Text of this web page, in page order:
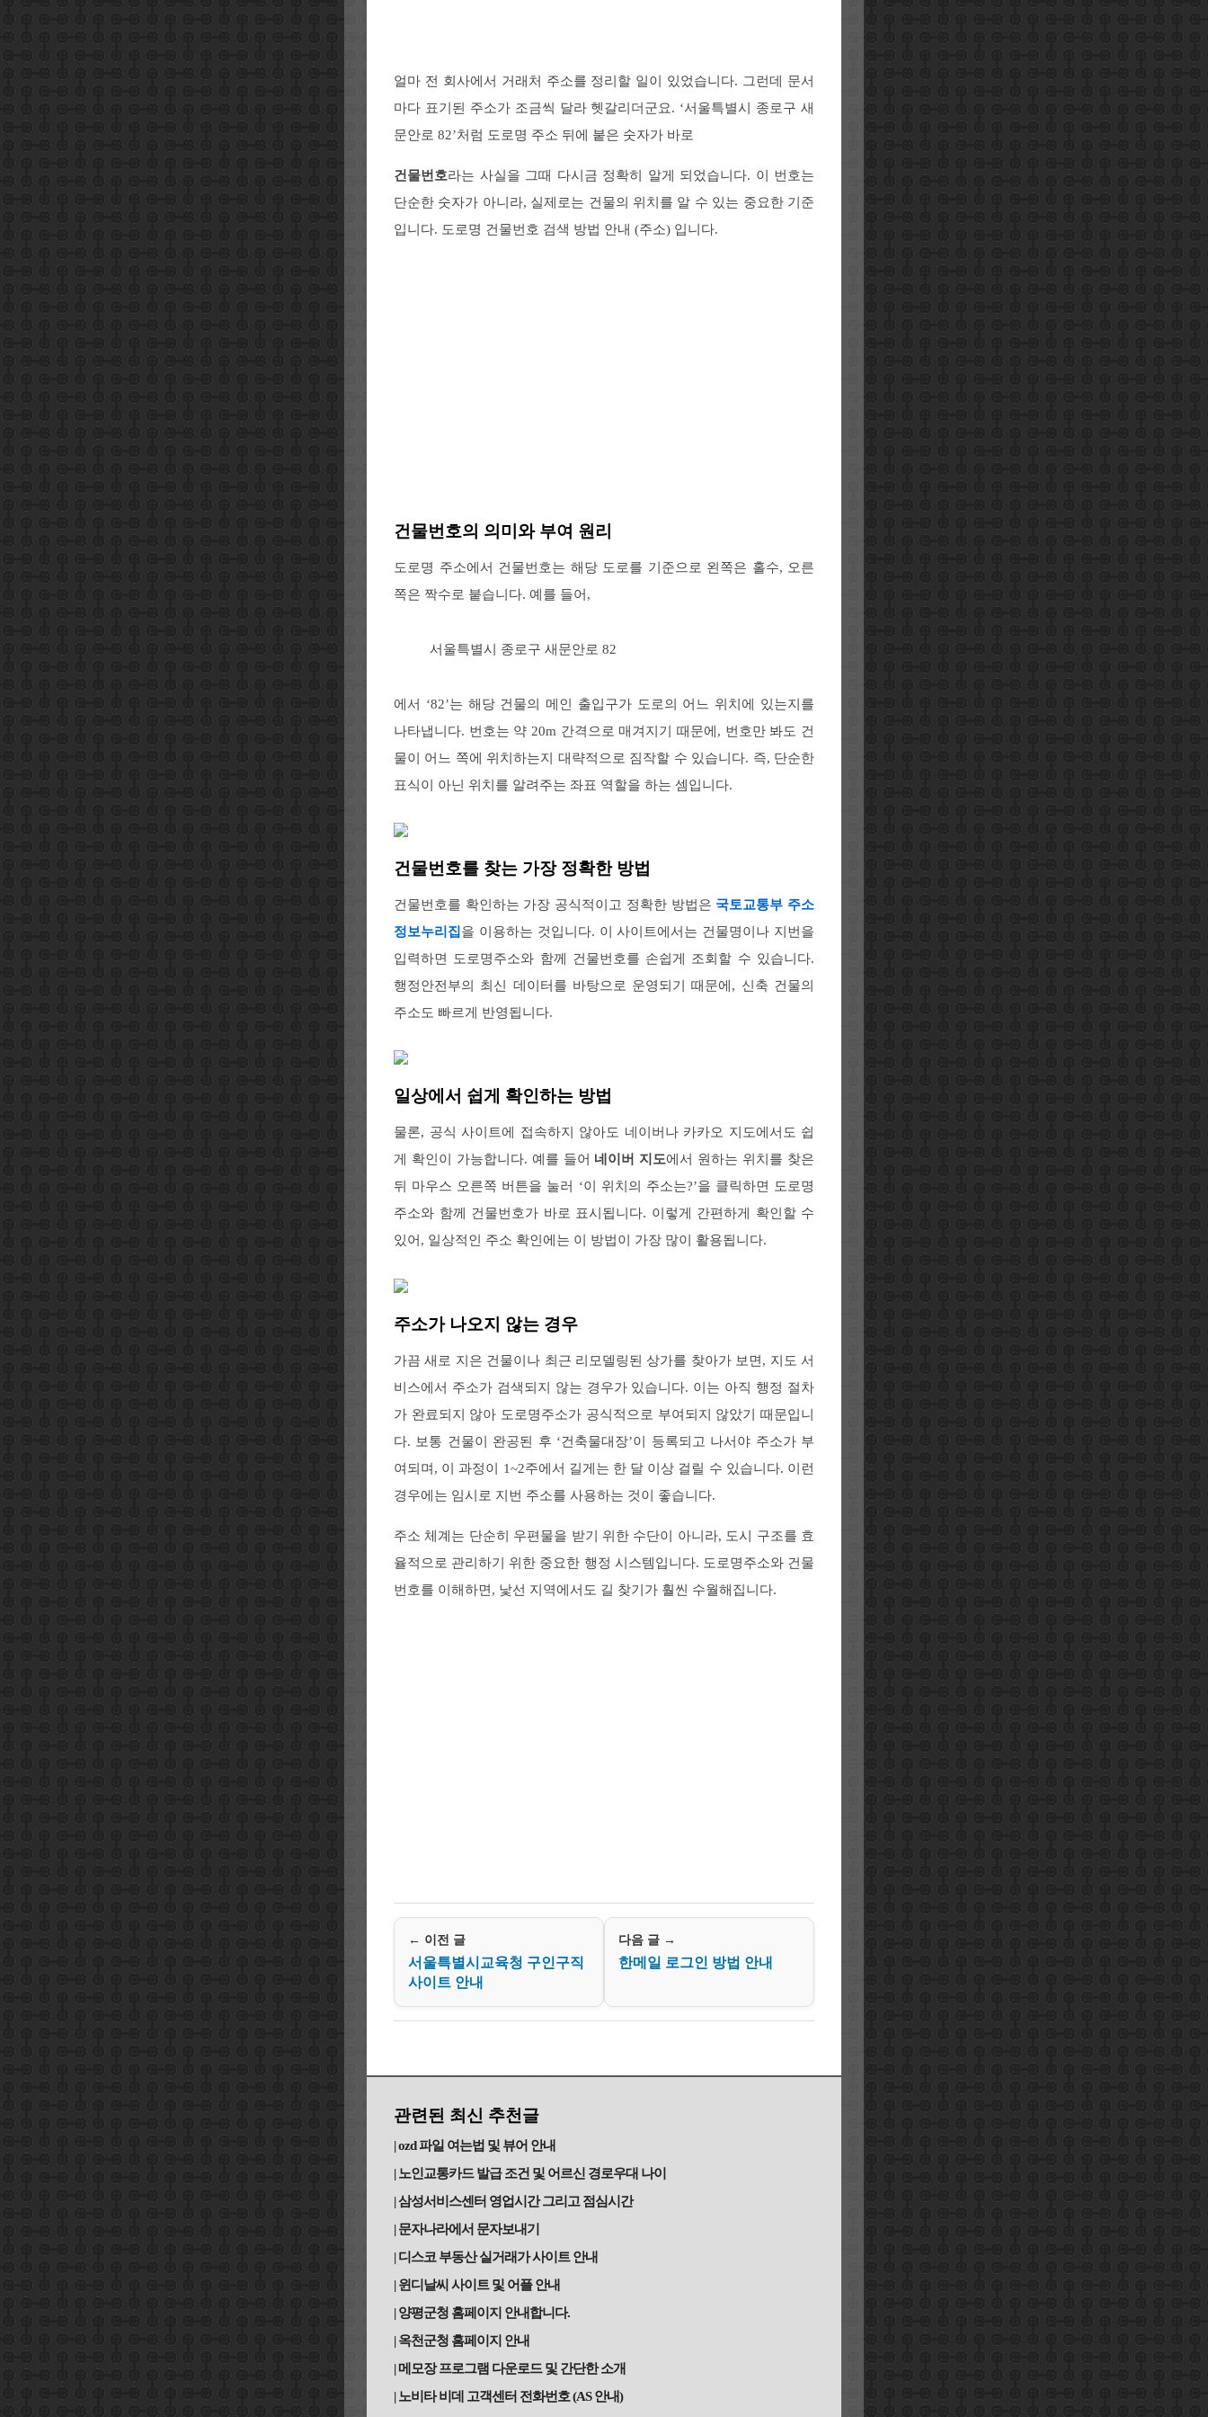
얼마 전 회사에서 거래처 주소를 정리할 일이 있었습니다. 그런데 문서
마다 표기된 주소가 조금씩 달라 헷갈리더군요. ‘서울특별시 종로구 새
문안로 82’처럼 도로명 주소 뒤에 붙은 숫자가 바로
건물번호라는 사실을 그때 다시금 정확히 알게 되었습니다. 이 번호는
단순한 숫자가 아니라, 실제로는 건물의 위치를 알 수 있는 중요한 기준
입니다. 도로명 건물번호 검색 방법 안내 (주소) 입니다.
건물번호의 의미와 부여 원리
도로명 주소에서 건물번호는 해당 도로를 기준으로 왼쪽은 홀수, 오른
쪽은 짝수로 붙습니다. 예를 들어,
서울특별시 종로구 새문안로 82
에서 ‘82’는 해당 건물의 메인 출입구가 도로의 어느 위치에 있는지를
나타냅니다. 번호는 약 20m 간격으로 매겨지기 때문에, 번호만 봐도 건
물이 어느 쪽에 위치하는지 대략적으로 짐작할 수 있습니다. 즉, 단순한
표식이 아닌 위치를 알려주는 좌표 역할을 하는 셈입니다.
건물번호를 찾는 가장 정확한 방법
건물번호를 확인하는 가장 공식적이고 정확한 방법은 국토교통부 주소
정보누리집을 이용하는 것입니다. 이 사이트에서는 건물명이나 지번을
입력하면 도로명주소와 함께 건물번호를 손쉽게 조회할 수 있습니다.
행정안전부의 최신 데이터를 바탕으로 운영되기 때문에, 신축 건물의
주소도 빠르게 반영됩니다.
일상에서 쉽게 확인하는 방법
물론, 공식 사이트에 접속하지 않아도 네이버나 카카오 지도에서도 쉽
게 확인이 가능합니다. 예를 들어 네이버 지도에서 원하는 위치를 찾은
뒤 마우스 오른쪽 버튼을 눌러 ‘이 위치의 주소는?’을 클릭하면 도로명
주소와 함께 건물번호가 바로 표시됩니다. 이렇게 간편하게 확인할 수
있어, 일상적인 주소 확인에는 이 방법이 가장 많이 활용됩니다.
주소가 나오지 않는 경우
가끔 새로 지은 건물이나 최근 리모델링된 상가를 찾아가 보면, 지도 서
비스에서 주소가 검색되지 않는 경우가 있습니다. 이는 아직 행정 절차
가 완료되지 않아 도로명주소가 공식적으로 부여되지 않았기 때문입니
다. 보통 건물이 완공된 후 ‘건축물대장’이 등록되고 나서야 주소가 부
여되며, 이 과정이 1~2주에서 길게는 한 달 이상 걸릴 수 있습니다. 이런
경우에는 임시로 지번 주소를 사용하는 것이 좋습니다.
주소 체계는 단순히 우편물을 받기 위한 수단이 아니라, 도시 구조를 효
율적으로 관리하기 위한 중요한 행정 시스템입니다. 도로명주소와 건물
번호를 이해하면, 낯선 지역에서도 길 찾기가 훨씬 수월해집니다.
← 이전 글
서울특별시교육청 구인구직
사이트 안내
다음 글 →
한메일 로그인 방법 안내
관련된 최신 추천글
ozd 파일 여는법 및 뷰어 안내
노인교통카드 발급 조건 및 어르신 경로우대 나이
삼성서비스센터 영업시간 그리고 점심시간
문자나라에서 문자보내기
디스코 부동산 실거래가 사이트 안내
윈디날씨 사이트 및 어플 안내
양평군청 홈페이지 안내합니다.
옥천군청 홈페이지 안내
메모장 프로그램 다운로드 및 간단한 소개
노비타 비데 고객센터 전화번호 (AS 안내)